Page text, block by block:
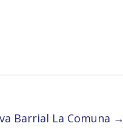
Barrial La Comuna →